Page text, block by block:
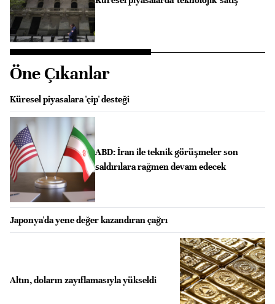
Öne Çıkanlar
Küresel piyasalara 'çip' desteği
ABD: İran ile teknik görüşmeler son
saldırılara rağmen devam edecek
Japonya'da yene değer kazandıran çağrı
Altın, doların zayıflamasıyla yükseldi